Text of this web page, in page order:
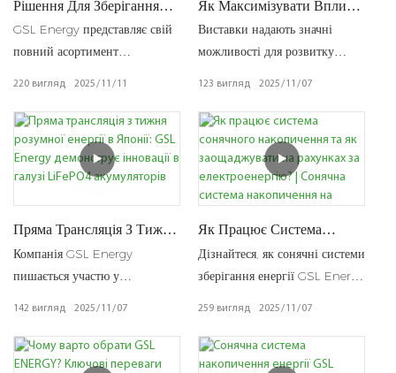
Рішення Для Зберігання
LiFePO4 Акумуляторів Та
Високовольтних
Сертифікований UL
OEM/ODM Виробник
GSL Energy представляє свій
повний асортимент
низьковольтні, так і
високовольтні рішення для
різноманітних застосувань
накопичення енергії. Наша
лінійка продуктів демонструє
передові технічні можливості,
водночас повністю
дотримуючись міжнародних
2025 11 11
220 вигляд
Як Максимізувати Вплив
Вашої Виставки: Основні
Стратегії Та Поради
Виставки надають значні
можливості для розвитку
енергетики. Спираючись на
великий досвід участі GSL
Energy у 32 міжнародних
виставках сонячної енергії
цього року, ми представляємо
ефективні стратегії для
оптимізації участі у виставках
та досягнення значущих
2025 11 07
123 вигляд
Пряма Трансляція З Тижня
Розумної Енергії В Японії:
GSL Energy Демонструє
LiFePO4 Акумуляторів
Компанія GSL Energy
пишається участю у
нашу 17-ту міжнародну
виставку цього року. Поки
2025 11 07
142 вигляд
Як Працює Система
Сонячного Накопичення
Та Як Заощаджувати На
Електроенергію? | Сонячна
Система Накопичення На
LiFePO4 Акумуляторах
Дізнайтеся, як сонячні системи
зберігання енергії GSL Energy
акумулятори LiFePO4, щоб
знизити витрати на
2025 11 07
259 вигляд